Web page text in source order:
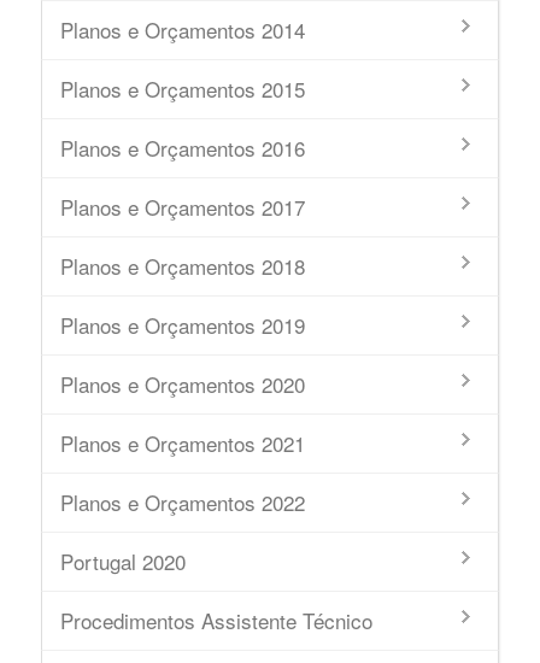
Planos e Orçamentos 2014
Planos e Orçamentos 2015
Planos e Orçamentos 2016
Planos e Orçamentos 2017
Planos e Orçamentos 2018
Planos e Orçamentos 2019
Planos e Orçamentos 2020
Planos e Orçamentos 2021
Planos e Orçamentos 2022
Portugal 2020
Procedimentos Assistente Técnico